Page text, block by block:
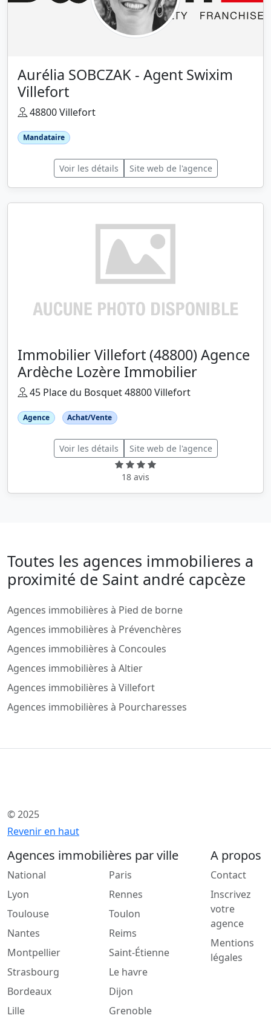
Aurélia SOBCZAK - Agent Swixim
Villefort
48800 Villefort
Mandataire
Voir les détails Site web de l'agence
Immobilier Villefort (48800) Agence
Ardèche Lozère Immobilier
45 Place du Bosquet 48800 Villefort
Agence Achat/Vente
Voir les détails Site web de l'agence
18 avis
Toutes les agences immobilieres a
proximité de Saint andré capcèze
Agences immobilières à Pied de borne
Agences immobilières à Prévenchères
Agences immobilières à Concoules
Agences immobilières à Altier
Agences immobilières à Villefort
Agences immobilières à Pourcharesses
© 2025
Revenir en haut
Agences immobilières par ville
National
Lyon
Toulouse
Nantes
Montpellier
Strasbourg
Bordeaux
Lille
Paris
Rennes
Toulon
Reims
Saint-Étienne
Le havre
Dijon
Grenoble
A propos
Contact
Inscrivez
votre
agence
Mentions
légales